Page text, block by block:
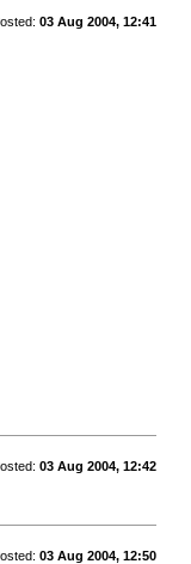
03 Aug 2004, 12:41
03 Aug 2004, 12:42
03 Aug 2004, 12:50